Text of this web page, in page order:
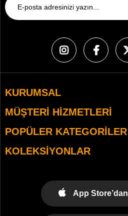
KURUMSAL
MÜŞTERI HIZMETLERI
POPÜLER KATEGORILER
KOLEKSIYONLAR
App Store’dan